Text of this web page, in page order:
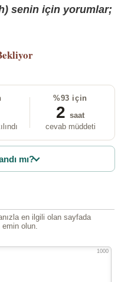
senin için yorumlar;
%93 için
2 saat
cevab müddeti
mı?
en ilgili olan sayfada
emin olun.
1000